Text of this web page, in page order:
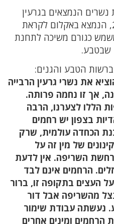
נשרים הנמצאים בגרעין
הרבייה, נשר יליד שבי 2022, הנמצא באקלום לקראת
כגורם משיכה לתחנת
שבטבע.
הטבע והגנים:
את נשרי גרעין הרבייה
אך זו נחמה פרותה.
הללו לצערנו, הרבה
בצפון יש רחמים
הכחדה עולמית, שרק
של מין זה על
השריפה. אין לדעת
הרחמים אינם לבד
על העצים בתקופה זו, ברור
מהשריפה אבל דור
נעשתה עבודת שימור
הרחמים ומינים אחרים